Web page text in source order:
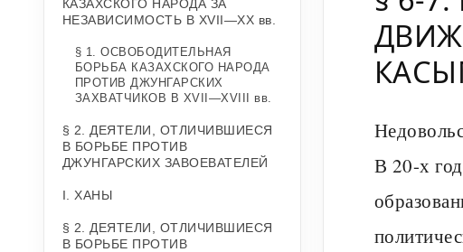
КАЗАХСКОГО НАРОДА ЗА
НЕЗАВИСИМОСТЬ В ХVII—XX вв.
§ 1. ОСВОБОДИТЕЛЬНАЯ
БОРЬБА КАЗАХСКОГО НАРОДА
ПРОТИВ ДЖУНГАРСКИХ
ЗАХВАТЧИКОВ В ХVII—ХVIII вв.
§ 2. ДЕЯТЕЛИ, ОТЛИЧИВШИЕСЯ
В БОРЬБЕ ПРОТИВ
ДЖУНГАРСКИХ ЗАВОЕВАТЕЛЕЙ
I. ХАНЫ
§ 2. ДЕЯТЕЛИ, ОТЛИЧИВШИЕСЯ
В БОРЬБЕ ПРОТИВ
В 20-х